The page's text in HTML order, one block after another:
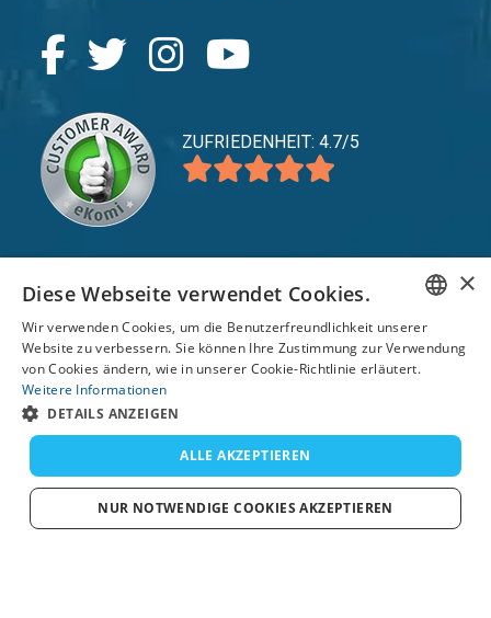
ZUFRIEDENHEIT: 4.7/5
Service expand_more
Entdecken Sie expand_more
Support
© 2026 TomsCatch Charters & Guides S.L. Alle
Rechte vorbehalten.
ENGLISH
FRENCH
SPANISH
×
Diese Webseite verwendet Cookies.
Wir verwenden Cookies, um die Benutzerfreundlichkeit unserer
Website zu verbessern. Sie können Ihre Zustimmung zur Verwendung
von Cookies ändern, wie in unserer Cookie-Richtlinie erläutert.
Weitere Informationen
DETAILS ANZEIGEN
ALLE AKZEPTIEREN
NUR NOTWENDIGE COOKIES AKZEPTIEREN